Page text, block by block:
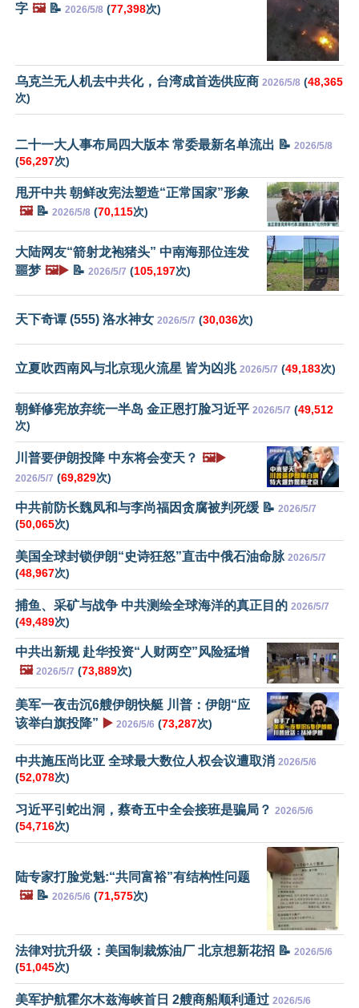
字 🖼️📝 2026/5/8 (77,398次)
乌克兰无人机去中共化，台湾成首选供应商 2026/5/8 (48,365
次)
二十一大人事布局四大版本 常委最新名单流出 📝 2026/5/8
(56,297次)
甩开中共 朝鲜改宪法塑造“正常国家”形象
🖼️📝 2026/5/8 (70,115次)
大陆网友“箭射龙袍猪头” 中南海那位连发
噩梦 🖼️▶️ 📝 2026/5/7 (105,197次)
天下奇谭 (555) 洛水神女 2026/5/7 (30,036次)
立夏吹西南风与北京现火流星 皆为凶兆 2026/5/7 (49,183次)
朝鲜修宪放弃统一半岛 金正恩打脸习近平 2026/5/7 (49,512
次)
川普要伊朗投降 中东将会变天？ 🖼️▶️
2026/5/7 (69,829次)
中共前防长魏凤和与李尚福因贪腐被判死缓 📝 2026/5/7
(50,065次)
美国全球封锁伊朗“史诗狂怒”直击中俄石油命脉 2026/5/7
(48,967次)
捕鱼、采矿与战争 中共测绘全球海洋的真正目的 2026/5/7
(49,489次)
中共出新规 赴华投资“人财两空”风险猛增
🖼️ 2026/5/7 (73,889次)
美军一夜击沉6艘伊朗快艇 川普：伊朗“应
该举白旗投降” ▶️ 2026/5/6 (73,287次)
中共施压尚比亚 全球最大数位人权会议遭取消 2026/5/6
(52,078次)
习近平引蛇出洞，蔡奇五中全会接班是骗局？ 2026/5/6
(54,716次)
陆专家打脸党魁:“共同富裕”有结构性问题
🖼️📝 2026/5/6 (71,575次)
法律对抗升级：美国制裁炼油厂 北京想新花招 📝 2026/5/6
(51,045次)
美军护航霍尔木兹海峡首日 2艘商船顺利通过 2026/5/6